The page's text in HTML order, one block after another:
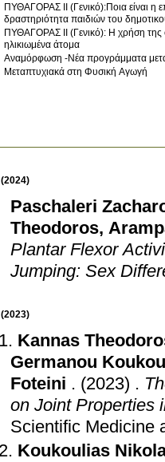
ΠΥΘΑΓΟΡΑΣ ΙΙ (Γενικό):Ποια είναι η
δραστηριότητα παιδιών του
ΠΥΘΑΓΟΡΑΣ ΙΙ (Γενικό): Η χρήση της
ηλικιωμένα άτομα
Αναμόρφωση -Νέα προγράμματα
Μεταπτυχιακά στη Φυσική Αγωγή
(2024)
Paschaleri
Theodoros,
Plantar Flexor
Jumping: Sex
(2023)
Kannas
Germanou
Foteini . (2023) .
on Joint Properties
Scientific Medicine
Koukoulias